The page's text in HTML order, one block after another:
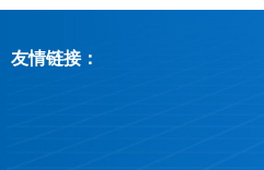
友情链接：